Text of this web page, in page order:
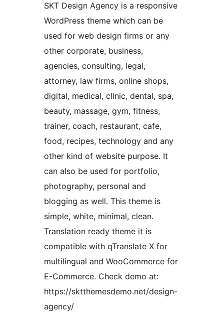
SKT Design Agency is a responsive
WordPress theme which can be
used for web design firms or any
other corporate, business,
agencies, consulting, legal,
attorney, law firms, online shops,
digital, medical, clinic, dental, spa,
beauty, massage, gym, fitness,
trainer, coach, restaurant, cafe,
food, recipes, technology and any
other kind of website purpose. It
can also be used for portfolio,
photography, personal and
blogging as well. This theme is
simple, white, minimal, clean.
Translation ready theme it is
compatible with qTranslate X for
multilingual and WooCommerce for
E-Commerce. Check demo at:
https://sktthemesdemo.net/design-
agency/